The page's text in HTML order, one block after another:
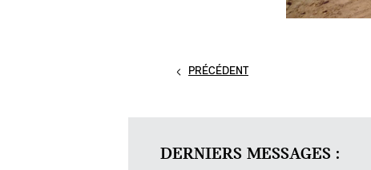
PRÉCÉDENT
DERNIERS MESSAGES :